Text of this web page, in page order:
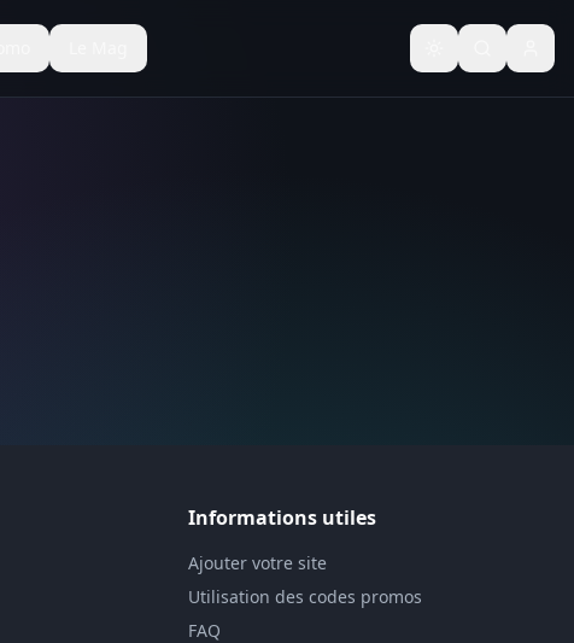
Basculer le
Informations utiles
Ajouter votre site
Utilisation des codes promos
FAQ